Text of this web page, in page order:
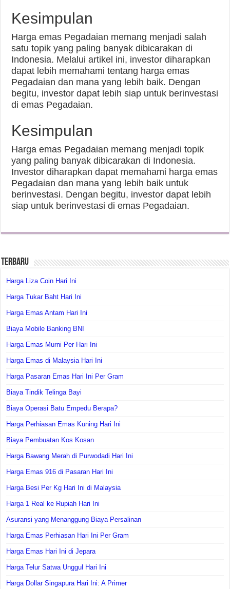
Kesimpulan
Harga emas Pegadaian memang menjadi salah
satu topik yang paling banyak dibicarakan di
Indonesia. Melalui artikel ini, investor diharapkan
dapat lebih memahami tentang harga emas
Pegadaian dan mana yang lebih baik. Dengan
begitu, investor dapat lebih siap untuk berinvestasi
di emas Pegadaian.
Kesimpulan
Harga emas Pegadaian memang menjadi topik
yang paling banyak dibicarakan di Indonesia.
Investor diharapkan dapat memahami harga emas
Pegadaian dan mana yang lebih baik untuk
berinvestasi. Dengan begitu, investor dapat lebih
siap untuk berinvestasi di emas Pegadaian.
Terbaru
Harga Liza Coin Hari Ini
Harga Tukar Baht Hari Ini
Harga Emas Antam Hari Ini
Biaya Mobile Banking BNI
Harga Emas Murni Per Hari Ini
Harga Emas di Malaysia Hari Ini
Harga Pasaran Emas Hari Ini Per Gram
Biaya Tindik Telinga Bayi
Biaya Operasi Batu Empedu Berapa?
Harga Perhiasan Emas Kuning Hari Ini
Biaya Pembuatan Kos Kosan
Harga Bawang Merah di Purwodadi Hari Ini
Harga Emas 916 di Pasaran Hari Ini
Harga Besi Per Kg Hari Ini di Malaysia
Harga 1 Real ke Rupiah Hari Ini
Asuransi yang Menanggung Biaya Persalinan
Harga Emas Perhiasan Hari Ini Per Gram
Harga Emas Hari Ini di Jepara
Harga Telur Satwa Unggul Hari Ini
Harga Dollar Singapura Hari Ini: A Primer